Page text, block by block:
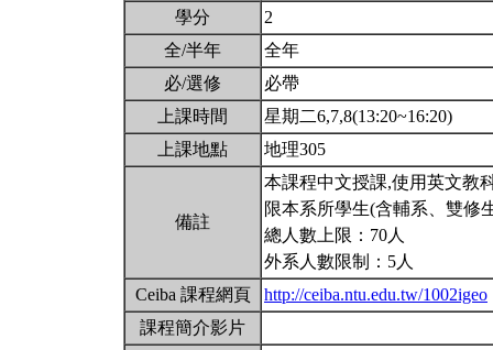
學分
2
全/半年
全年
必/選修
必帶
上課時間
星期二6,7,8(13:20~16:20)
上課地點
地理305
備註
本課程中文授課,使用英文教
限本系所學生(含輔系、雙修
總人數上限：70人
外系人數限制：5人
Ceiba 課程網頁
http://ceiba.ntu.edu.tw/1002igeo
課程簡介影片